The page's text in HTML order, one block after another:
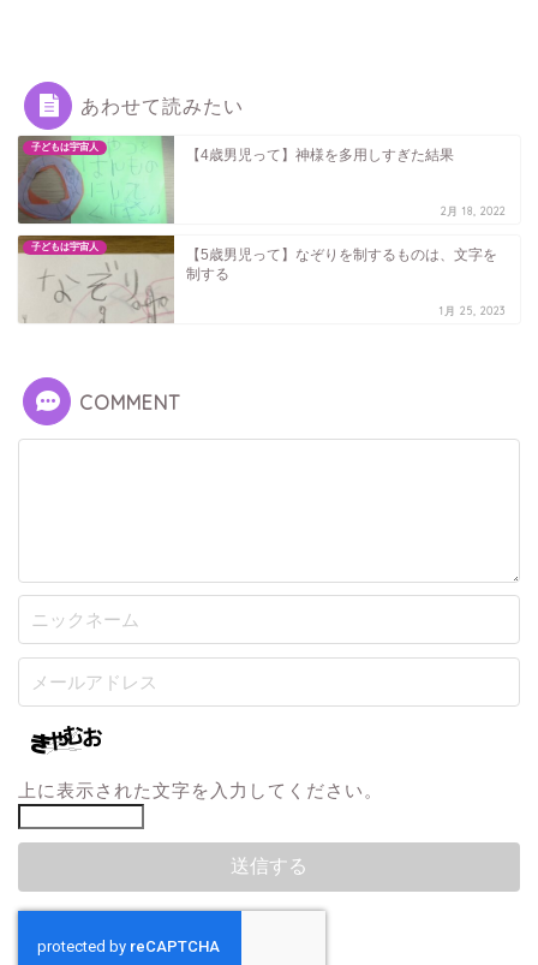
あわせて読みたい
子どもは宇宙人 【4歳男児って】神様を多用しすぎた結果
2月 18, 2022
子どもは宇宙人
【5歳男児って】なぞりを制するものは、文字を
制する
1月 25, 2023
COMMENT
上に表示された文字を入力してください。